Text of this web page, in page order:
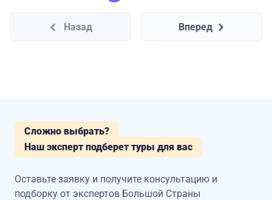
Назад Вперед
Сложно выбрать?
Наш эксперт подберет туры для вас
Оставьте заявку и получите консультацию и
подборку от экспертов Большой Страны